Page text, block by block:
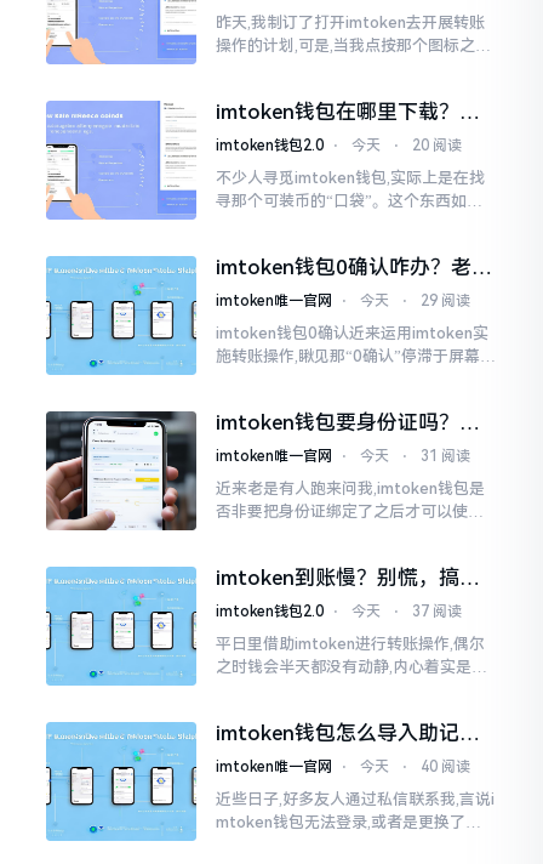
昨天,我制订了打开imtoken去开展转账
操作的计划,可是,当我点按那个图标之后,
imtoken钱包在哪里下载？老
手教你几招避坑
imtoken钱包2.0 ⋅ 今天 ⋅ 20 阅读
不少人寻觅imtoken钱包,实际上是在找
寻那个可装币的“口袋”。这个东西如今
持。
imtoken钱包0确认咋办？老手
教你几招快速解决
imtoken唯一官网 ⋅ 今天 ⋅ 29 阅读
imtoken钱包0确认近来运用imtoken实
施转账操作,瞅见那“0确认”停滞于屏幕之
你仅有干巴巴等待其一途。
imtoken钱包要身份证吗？别
慌，看完这篇就懂了
imtoken唯一官网 ⋅ 今天 ⋅ 31 阅读
近来老是有人跑来问我,imtoken钱包是
否非要把身份证绑定了之后才可以使用
清楚了
imtoken到账慢？别慌，搞懂
这几点比啥都强
imtoken钱包2.0 ⋅ 今天 ⋅ 37 阅读
平日里借助imtoken进行转账操作,偶尔
之时钱会半天都没有动静,内心着实是挺
这个东西呢
imtoken钱包怎么导入助记
词？手把手教你找回资产
imtoken唯一官网 ⋅ 今天 ⋅ 40 阅读
近些日子,好多友人通过私信联系我,言说i
mtoken钱包无法登录,或者是更换了手